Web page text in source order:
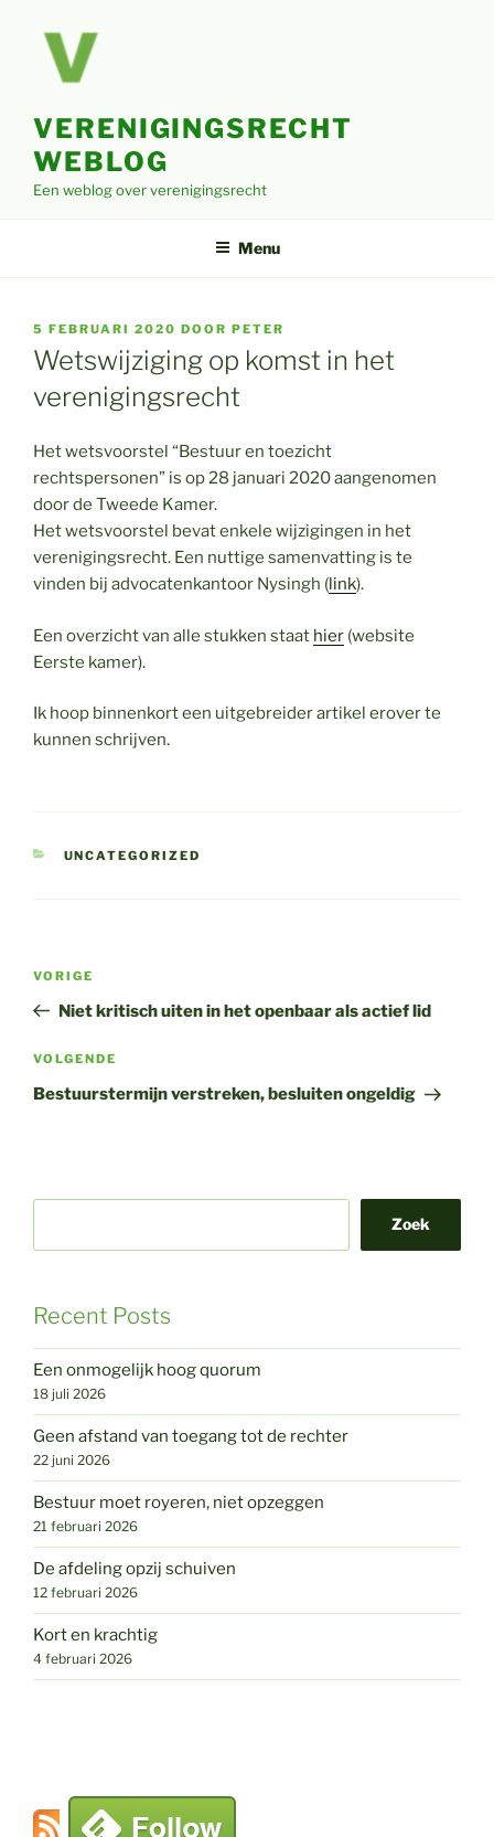
VERENIGINGSRECHT
WEBLOG
Een weblog over verenigingsrecht
Menu
GEPLAATST
OP
5 FEBRUARI 2020 DOOR PETER
Wetswijziging op komst in het
verenigingsrecht
Het wetsvoorstel “Bestuur en toezicht
rechtspersonen” is op 28 januari 2020 aangenomen
door de Tweede Kamer.
Het wetsvoorstel bevat enkele wijzigingen in het
verenigingsrecht. Een nuttige samenvatting is te
vinden bij advocatenkantoor Nysingh (link).
Een overzicht van alle stukken staat hier (website
Eerste kamer).
Ik hoop binnenkort een uitgebreider artikel erover te
kunnen schrijven.
CATEGORIEËN
UNCATEGORIZED
Vorig
bericht
VORIGE
Niet kritisch uiten in het openbaar als actief lid
Volgend
bericht
VOLGENDE
Bestuurstermijn verstreken, besluiten ongeldig
Zoek
Recent Posts
Een onmogelijk hoog quorum
18 juli 2026
Geen afstand van toegang tot de rechter
22 juni 2026
Bestuur moet royeren, niet opzeggen
21 februari 2026
De afdeling opzij schuiven
12 februari 2026
Kort en krachtig
4 februari 2026